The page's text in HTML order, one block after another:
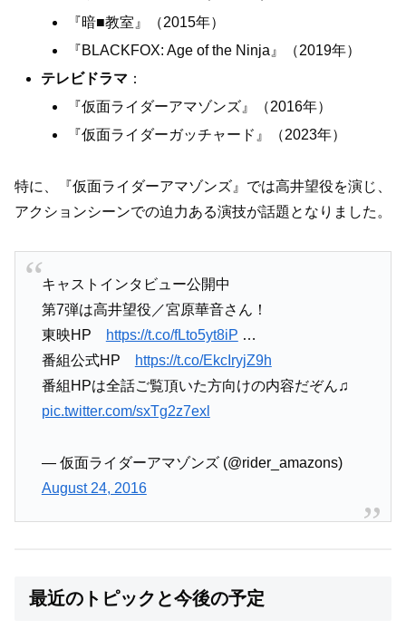
『暗■教室』（2015年）
『BLACKFOX: Age of the Ninja』（2019年）
テレビドラマ ：
『仮面ライダーアマゾンズ』（2016年）
『仮面ライダーガッチャード』（2023年）
特に、『仮面ライダーアマゾンズ』では高井望役を演じ、
アクションシーンでの迫力ある演技が話題となりました。
キャストインタビュー公開中
第7弾は高井望役／宮原華音さん！
東映HP
https://t.co/fLto5yt8iP …
番組公式HP
https://t.co/EkcIryjZ9h
番組HPは全話ご覧頂いた方向けの内容だぞん♫
pic.twitter.com/sxTg2z7exl
— 仮面ライダーアマゾンズ (@rider_amazons)
August 24, 2016
最近のトピックと今後の予定